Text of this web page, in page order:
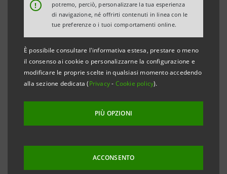
!
potremo, perciò, personalizzare la tua esperienza
di navigazione, né offrirti contenuti in linea con le
tue preferenze o i tuoi comportamenti online.
È possibile consultare l'informativa estesa, prestare o meno
il consenso ai cookie o personalizzarne la configurazione e
modificare le proprie scelte in qualsiasi momento accedendo
alla sezione dedicata (Privacy- Cookie policy).
PIÙ OPZIONI
ACCONSENTO
400 ECCELLENZE ITALIANE SI RACCONTANO
ALL’INTERNO DELLO SPAZIO ESPOSITIVO DI INTESA
SANPAOLO
Padova, 2 ottobre 2015. Valigeria Roncato, azienda con
sede nel Padovano presente in 80 Paesi, che produce
valigie, borse, zaini, cartelle per tutti i gusti e tutte le